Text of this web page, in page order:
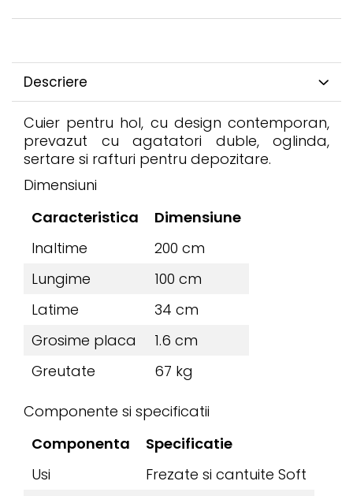
Descriere
Cuier pentru hol, cu design contemporan,
prevazut cu agatatori duble, oglinda,
sertare si rafturi pentru depozitare.
Dimensiuni
Caracteristica
Dimensiune
Inaltime
200 cm
Lungime
100 cm
Latime
34 cm
Grosime placa
1.6 cm
Greutate
67 kg
Componente si specificatii
Componenta
Specificatie
Usi
Frezate si cantuite Soft